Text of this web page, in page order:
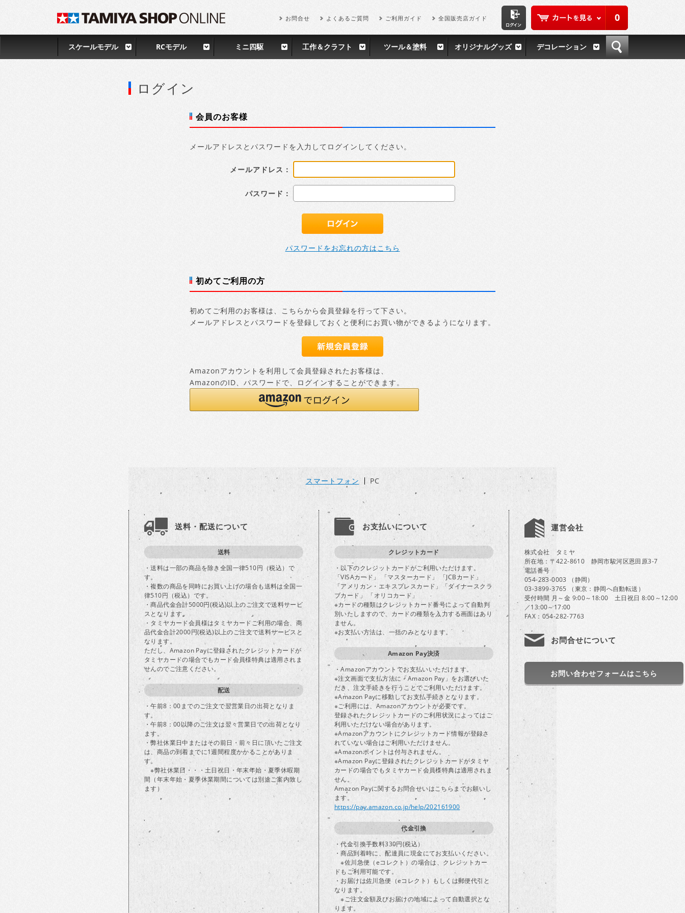
0
お問合せ よくあるご質問 ご利用ガイド 全国販売店ガイド
スケールモデル RCモデル ミニ四駆 工作＆クラフト ツール＆塗料 オリジナルグッズ デコレーション
ログイン
会員のお客様
メールアドレスとパスワードを入力してログインしてください。
メールアドレス：
パスワード：
パスワードをお忘れの方はこちら
初めてご利用の方
初めてご利用のお客様は、こちらから会員登録を行って下さい。
メールアドレスとパスワードを登録しておくと便利にお買い物ができるようになります。
Amazonアカウントを利用して会員登録されたお客様は、
AmazonのID、パスワードで、ログインすることができます。
スマートフォン PC
送料・配送について
送料
・送料は一部の商品を除き全国一律510円（税込）で
す。
・複数の商品を同時にお買い上げの場合も送料は全国一
律510円（税込）です。
・商品代金合計5000円(税込)以上のご注文で送料サービ
スとなります。
・タミヤカード会員様はタミヤカードご利用の場合、商
品代金合計2000円(税込)以上のご注文で送料サービスと
なります。
ただし、Amazon Payに登録されたクレジットカードが
タミヤカードの場合でもカード会員様特典は適用されま
せんのでご注意ください。
配送
・午前8：00までのご注文で翌営業日の出荷となりま
す。
・午前8：00以降のご注文は翌々営業日での出荷となり
ます。
・弊社休業日中またはその前日・前々日に頂いたご注文
は、商品の到着までに1週間程度かかることがありま
す。
※弊社休業日・・・土日祝日・年末年始・夏季休暇期
間（年末年始・夏季休業期間については別途ご案内致し
ます）
お支払いについて
クレジットカード
・以下のクレジットカードがご利用いただけます。
「VISAカード」 「マスターカード」 「JCBカード」
「アメリカン・エキスプレスカード」「ダイナースクラ
ブカード」 「オリコカード」
※カードの種類はクレジットカード番号によって自動判
別いたしますので、カードの種類を入力する画面はあり
ません。
※お支払い方法は、一括のみとなります。
Amazon Pay決済
・Amazonアカウントでお支払いいただけます。
※注文画面で支払方法に「Amazon Pay」をお選びいた
だき、注文手続きを行うことでご利用いただけます。
※Amazon Payに移動してお支払手続きとなります。
※ご利用には、Amazonアカウントが必要です。
登録されたクレジットカードのご利用状況によってはご
利用いただけない場合があります。
※Amazonアカウントにクレジットカード情報が登録さ
れていない場合はご利用いただけません。
※Amazonポイントは付与されません。
※Amazon Payに登録されたクレジットカードがタミヤ
カードの場合でもタミヤカード会員様特典は適用されま
せん。
Amazon Payに関するお問合せいはこちらまでお願いし
ます。
https://pay.amazon.co.jp/help/202161900
代金引換
・代金引換手数料330円(税込）
・商品到着時に、配達員に現金にてお支払いください。
※佐川急便（eコレクト）の場合は、クレジットカー
ドもご利用可能です。
・お届けは佐川急便（eコレクト）もしくは郵便代引と
なります。
※ご注文金額及びお届けの地域によって自動選択とな
ります。
運営会社
株式会社 タミヤ
所在地：〒422-8610 静岡市駿河区恩田原3-7
電話番号
054-283-0003 （静岡）
03-3899-3765 （東京：静岡へ自動転送）
受付時間 月～金 9:00～18:00 土日祝日 8:00～12:00
／13:00～17:00
FAX：054-282-7763
お問合せについて
お問い合わせフォームはこちら